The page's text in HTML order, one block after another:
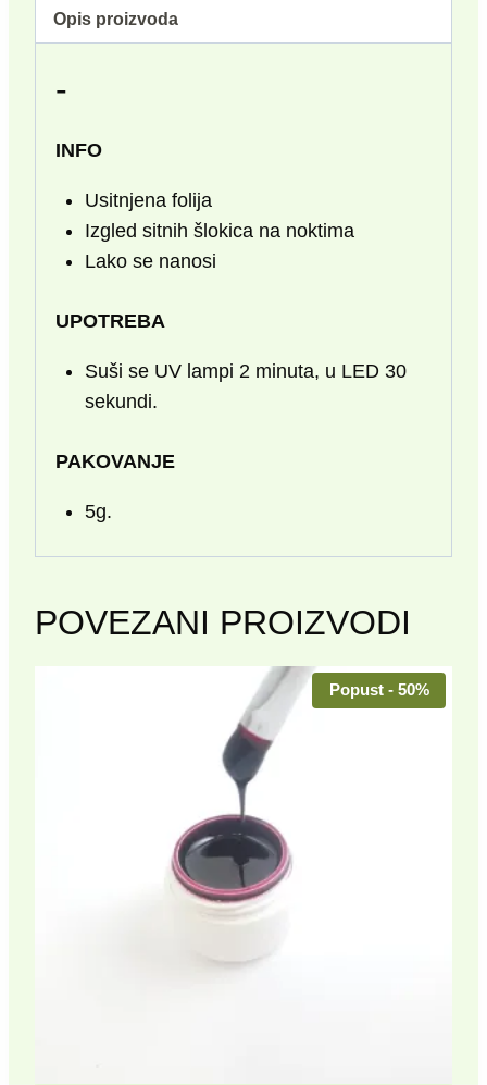
Opis proizvoda
-
INFO
Usitnjena folija
Izgled sitnih šlokica na noktima
Lako se nanosi
UPOTREBA
Suši se UV lampi 2 minuta, u LED 30
sekundi.
PAKOVANJE
5g.
POVEZANI PROIZVODI
Popust - 50%